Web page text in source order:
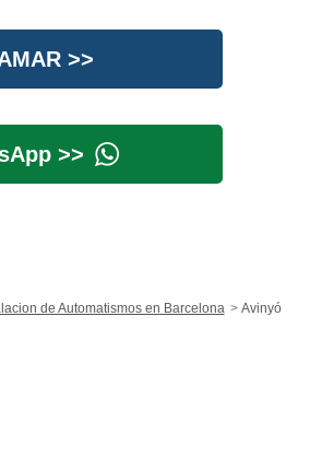
>>
>>
de Automatismos en Barcelona Avinyó